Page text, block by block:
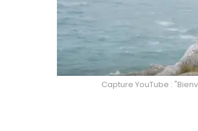
Capture YouTube :